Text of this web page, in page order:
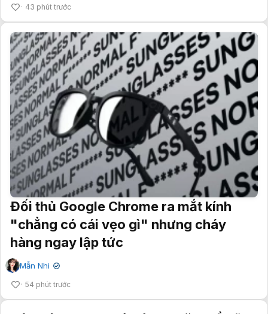
43 phút trước
Đối thủ Google Chrome ra mắt kính
"chẳng có cái vẹo gì" nhưng cháy
hàng ngay lập tức
Mẫn Nhi ✔
54 phút trước